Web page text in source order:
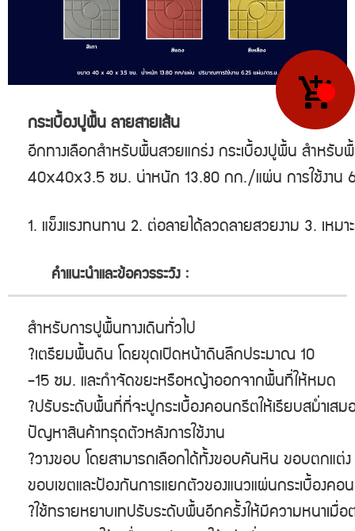
กระเบื้องปูพื้น ลายสายเส้น
อีกทางเลือกสำหรับพื้นสวยแกร่ง กระเบื้องปูพื้น สำหรั
40x40x3.5 ซม. น้่าหนัก 13.80 กก./แผ่น การใช้งาน
1. แข็งแรงทนทาน 2. ต่อลายได้ลวดลายสวยงาม 3. เห
คำแนะนำและข้อควรระวัง :
สำหรับการปูพื้นทางเดินทั่วไป
?เตรียมพื้นดิน โดยขุดเปิดหน้าดินลึกประมาณ 10
-15 ซม. และกำจัดขยะหรือหญ้าออกจากพื้นที่ให้หมด
?ปรับระดับพื้นที่ที่จะปูกระเบื้องคอนกรีตให้เรียบสม่ำเส
ปัญหาสินค้าทรุดตัวหลังการใช้งาน
?วางขอบ โดยสามารถเลือกได้ทั้งขอบคันหิน ขอบตกแ
ขอบเขตและป้องกันการแยกตัวของแนวแผ่นกระเบื้องคอ
?ใช้ทรายหยาบเทปรับระดับพื้นอีกครั้งให้มีความหนาเมื่